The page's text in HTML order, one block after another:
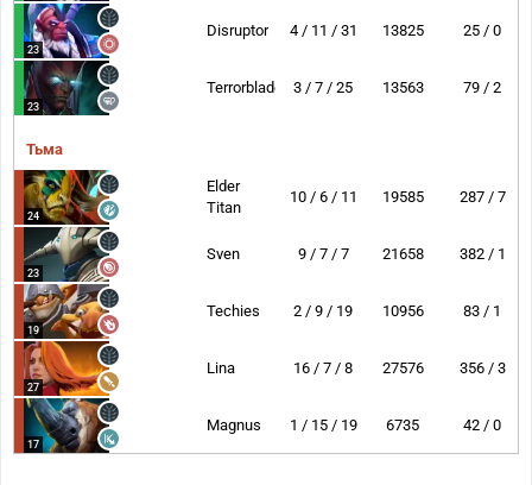
23
Disruptor 4 / 11 / 31 13825 25 / 0
23
Terrorblade 3 / 7 / 25 13563 79 / 2
Тьма
24
Elder
Titan
10 / 6 / 11 19585 287 / 7
23
Sven 9 / 7 / 7 21658 382 / 1
19
Techies 2 / 9 / 19 10956 83 / 1
27
Lina 16 / 7 / 8 27576 356 / 3
17
Magnus 1 / 15 / 19 6735 42 / 0